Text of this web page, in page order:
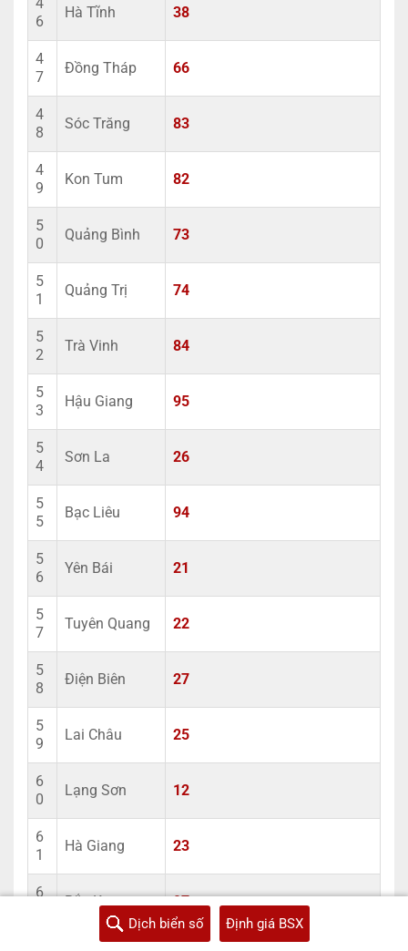
4
6
Hà Tĩnh 38
4
7
Đồng Tháp 66
4
8
Sóc Trăng 83
4
9
Kon Tum 82
5
0
Quảng Bình 73
5
1
Quảng Trị 74
5
2
Trà Vinh 84
5
3
Hậu Giang 95
5
4
Sơn La 26
5
5
Bạc Liêu 94
5
6
Yên Bái 21
5
7
Tuyên Quang 22
5
8
Điện Biên 27
5
9
Lai Châu 25
6
0
Lạng Sơn 12
6
1
Hà Giang 23
6
Bắc Kạn 97
Dịch biển số Định giá BSX